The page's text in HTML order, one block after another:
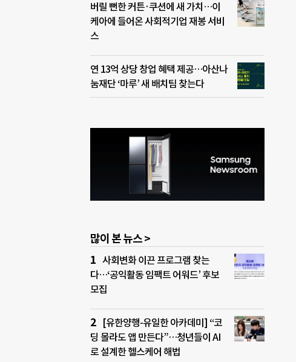
버릴 뻔한 커튼·쿠션에 새 가치…이
케아에 들어온 사회적기업 재봉 서비
스
연 13억 상당 창업 혜택 제공…아산나
눔재단 ‘마루’ 새 배치팀 찾는다
많이 본 뉴스 >
사회변화 이끈 프로그램 찾는
다…‘공익활동 임팩트 어워드’ 후보
모집
[유한양행-유일한 아카데미] “코
딩 몰라도 앱 만든다”…청년들이 AI
로 설계한 헬스케어 해법